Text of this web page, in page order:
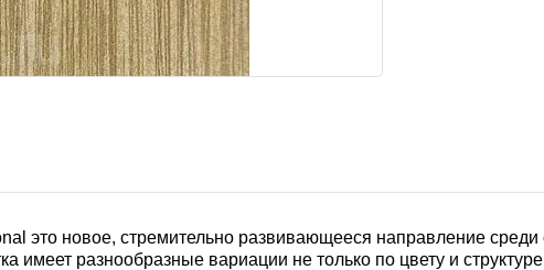
это новое, стремительно развивающееся направление среди
имеет разнообразные вариации не только по цвету и